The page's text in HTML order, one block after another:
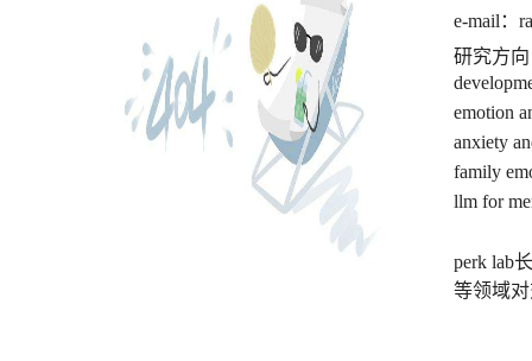
e-mail：
研究方
emotion
anxiety
family
llm for
perk lab
等领域